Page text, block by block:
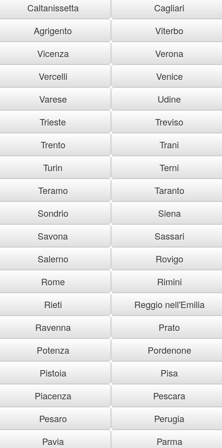
Caltanissetta
Cagliari
Agrigento
Viterbo
Vicenza
Verona
Vercelli
Venice
Varese
Udine
Trieste
Treviso
Trento
Trani
Turin
Terni
Teramo
Taranto
Sondrio
Siena
Savona
Sassari
Salerno
Rovigo
Rome
Rimini
Rieti
Reggio nell'Emilia
Ravenna
Prato
Potenza
Pordenone
Pistoia
Pisa
Piacenza
Pescara
Pesaro
Perugia
Pavia
Parma